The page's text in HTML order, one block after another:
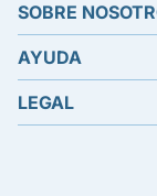
SOBRE
AYUDA
LEGAL